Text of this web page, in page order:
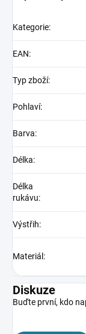
Kategorie:
EAN:
Typ zboží:
Pohlaví:
Barva:
Délka:
Délka
rukávu:
Výstřih:
Materiál:
Diskuze
Buďte první, kdo